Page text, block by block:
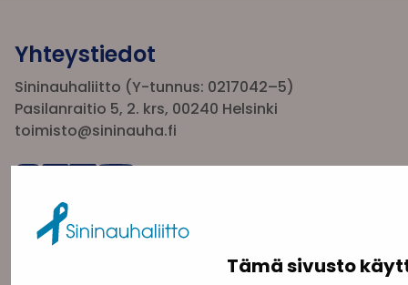
Tämä sivusto
Yhteystiedot
Sininauhaliitto (Y-tunnus: 0217042–5)
Pasilanraitio 5, 2. krs, 00240 Helsinki
toimisto@sininauha.fi